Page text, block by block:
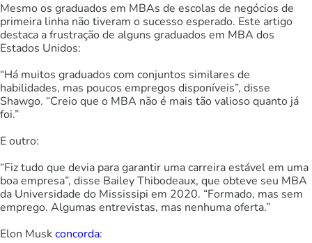
Mesmo os graduados em MBAs de escolas de negócios de
primeira linha não tiveram o sucesso esperado. Este artigo
destaca a frustração de alguns graduados em MBA dos
Estados Unidos:
“Há muitos graduados com conjuntos similares de
habilidades, mas poucos empregos disponíveis”, disse
Shawgo. “Creio que o MBA não é mais tão valioso quanto já
foi.”
E outro:
“Fiz tudo que devia para garantir uma carreira estável em uma
boa empresa”, disse Bailey Thibodeaux, que obteve seu MBA
da Universidade do Mississipi em 2020. “Formado, mas sem
emprego. Algumas entrevistas, mas nenhuma oferta.”
Elon Muskconcorda: